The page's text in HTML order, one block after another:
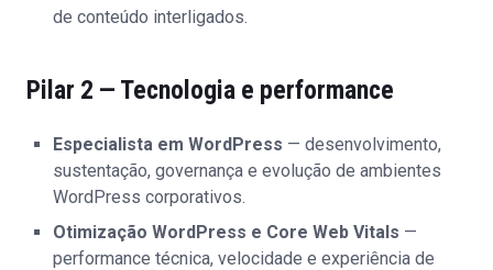
de conteúdo interligados.
Pilar 2 — Tecnologia e performance
Especialista em WordPress — desenvolvimento,
sustentação, governança e evolução de ambientes
WordPress corporativos.
Otimização WordPress e Core Web Vitals —
performance técnica, velocidade e experiência de